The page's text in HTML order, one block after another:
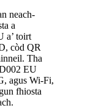
neach-
a
a’ toirt
còd QR
Tha
EU
agus Wi-Fi,
fhiosta